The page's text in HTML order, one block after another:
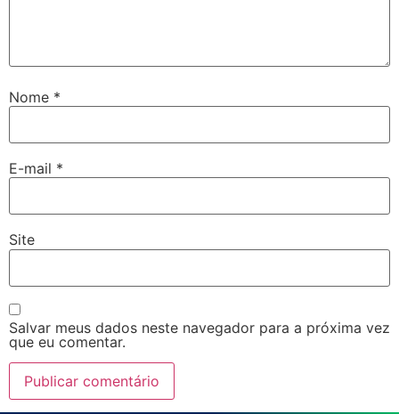
Nome *
E-mail *
Site
Salvar meus dados neste navegador para a próxima vez
que eu comentar.